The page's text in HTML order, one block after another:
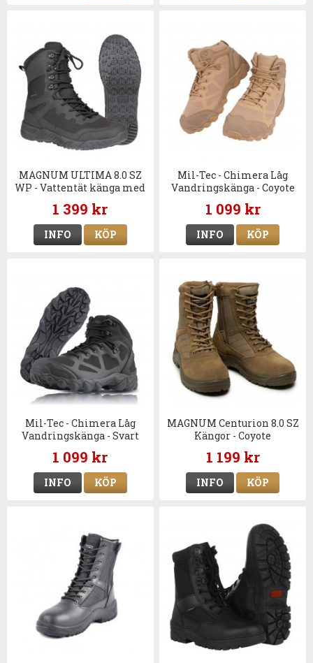
MAGNUM ULTIMA 8.0 SZ
WP - Vattentät känga med
dragkedja
1 399 kr
INFO KÖP
Mil-Tec - Chimera Låg
Vandringskänga - Coyote
1 099 kr
INFO KÖP
Mil-Tec - Chimera Låg
Vandringskänga - Svart
1 099 kr
INFO KÖP
MAGNUM Centurion 8.0 SZ
Kängor - Coyote
1 199 kr
INFO KÖP